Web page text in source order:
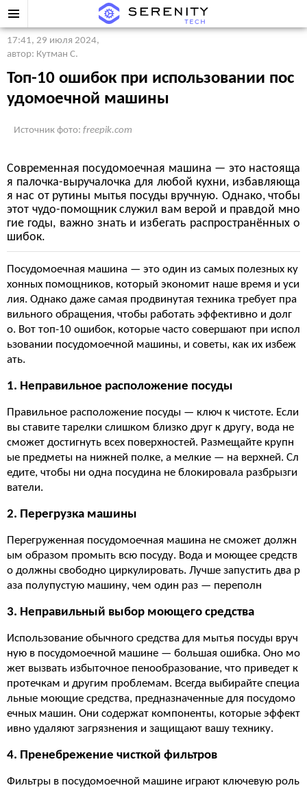
17:41, 29 июля 2024,
автор: Кутман С.
Топ-10 ошибок при использовании пос
удомоечной машины
Источник фото: freepik.com
Современная посудомоечная машина — это настояща
я палочка-выручалочка для любой кухни, избавляюща
я нас от рутины мытья посуды вручную. Однако, чтобы
этот чудо-помощник служил вам верой и правдой мно
гие годы, важно знать и избегать распространённых о
шибок.
Посудомоечная машина — это один из самых полезных ку
хонных помощников, который экономит наше время и уси
лия. Однако даже самая продвинутая техника требует пра
вильного обращения, чтобы работать эффективно и долг
о. Вот топ-10 ошибок, которые часто совершают при испол
ьзовании посудомоечной машины, и советы, как их избеж
ать.
1. Неправильное расположение посуды
Правильное расположение посуды — ключ к чистоте. Если
вы ставите тарелки слишком близко друг к другу, вода не
сможет достигнуть всех поверхностей. Размещайте крупн
ые предметы на нижней полке, а мелкие — на верхней. Сл
едите, чтобы ни одна посудина не блокировала разбрызги
ватели.
2. Перегрузка машины
Перегруженная посудомоечная машина не сможет должн
ым образом промыть всю посуду. Вода и моющее средств
о должны свободно циркулировать. Лучше запустить два р
аза полупустую машину, чем один раз — переполн
3. Неправильный выбор моющего средства
Использование обычного средства для мытья посуды вруч
ную в посудомоечной машине — большая ошибка. Оно мо
жет вызвать избыточное пенообразование, что приведет к
протечкам и другим проблемам. Всегда выбирайте специа
льные моющие средства, предназначенные для посудомо
ечных машин. Они содержат компоненты, которые эффект
ивно удаляют загрязнения и защищают вашу технику.
4. Пренебрежение чисткой фильтров
Фильтры в посудомоечной машине играют ключевую роль